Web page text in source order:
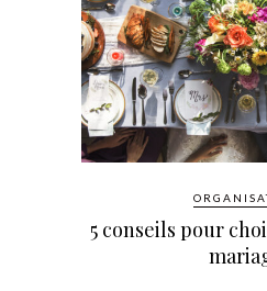
5 conseils pour